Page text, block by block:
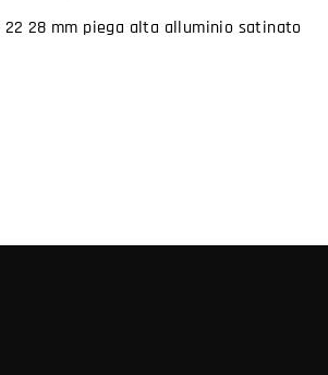
22 28 mm piega alta alluminio satinato